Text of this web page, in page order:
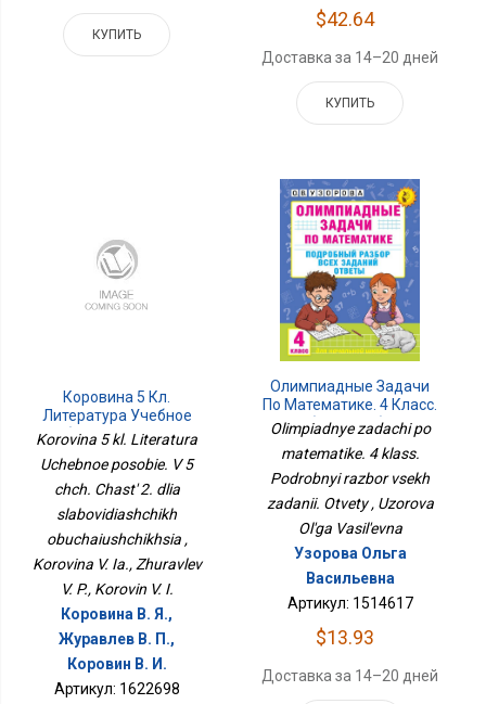
КУПИТЬ
$42.64
Доставка за 14–20 дней
КУПИТЬ
Коровина 5 Кл.
Литература Учебное
Пособие. В 5 Чч. Часть 2.
Обучающихся
Korovina 5 kl. Literatura
Uchebnoe posobie. V 5
chch. Chast' 2. dlia
slabovidiashchikh
obuchaiushchikhsia ,
Korovina V. Ia., Zhuravlev
V. P., Korovin V. I.
Коровина В. Я.,
Журавлев В. П.,
Коровин В. И.
Артикул: 1622698
Олимпиадные Задачи
По Математике. 4 Класс.
Подробный Разбор Всех
Заданий. Ответы
Olimpiadnye zadachi po
matematike. 4 klass.
Podrobnyi razbor vsekh
zadanii. Otvety , Uzorova
Ol'ga Vasil'evna
Узорова Ольга
Васильевна
Артикул: 1514617
$13.93
Доставка за 14–20 дней